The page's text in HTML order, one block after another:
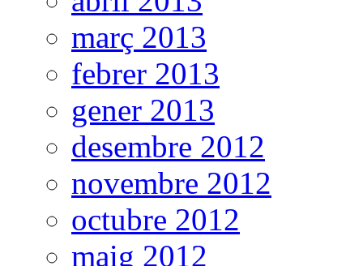
març 2013
febrer 2013
gener 2013
desembre 2012
novembre 2012
octubre 2012
maig 2012